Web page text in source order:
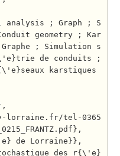
geometry ; Kar
; Simulation s
de conduits ;
karstiques